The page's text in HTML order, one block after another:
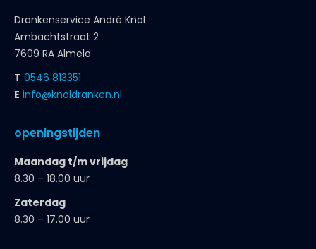
Drankenservice André Knol
Ambachtstraat 2
7609 RA Almelo
T 0546 813351
E info@knoldranken.nl
openingstijden
Maandag t/m vrijdag
8.30 – 18.00 uur
Zaterdag
8.30 – 17.00 uur